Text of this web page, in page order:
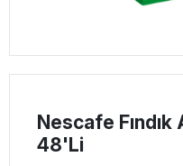
Nescafe Fındık
48'Li